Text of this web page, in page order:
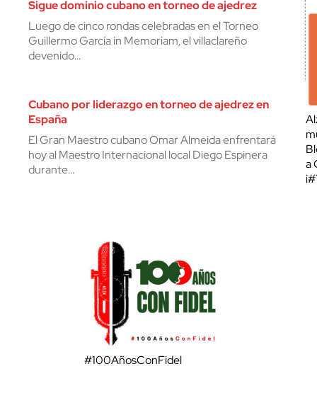
Sigue dominio cubano en torneo de ajedrez
Luego de cinco rondas celebradas en el Torneo
Guillermo García in Memoriam, el villaclareño
devenido…
Cubano por liderazgo en torneo de ajedrez en
España
El Gran Maestro cubano Omar Almeida enfrentará
hoy al Maestro Internacional local Diego Espinera
durante…
a
#100AñosConFidel